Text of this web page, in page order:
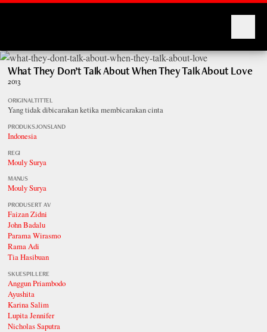
What They Don’t Talk About When They Talk About Love
2013
ORIGINALTITTEL
Yang tidak dibicarakan ketika membicarakan cinta
PRODUKSJONSLAND
Indonesia
REGI
Mouly Surya
MANUS
Mouly Surya
PRODUSERT AV
Faizan Zidni
John Badalu
Parama Wirasmo
Rama Adi
Tia Hasibuan
SKUESPILLERE
Anggun Priambodo
Ayushita
Karina Salim
Lupita Jennifer
Nicholas Saputra